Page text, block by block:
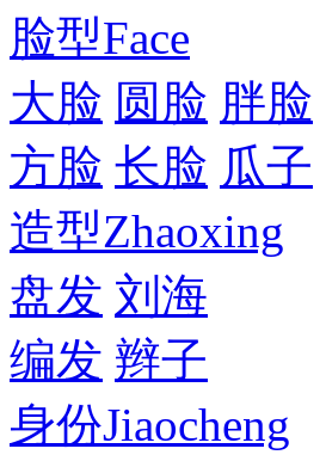
脸型Face
大脸 圆脸 胖脸
方脸 长脸 瓜子
造型Zhaoxing
盘发 刘海
编发 辫子
身份Jiaocheng